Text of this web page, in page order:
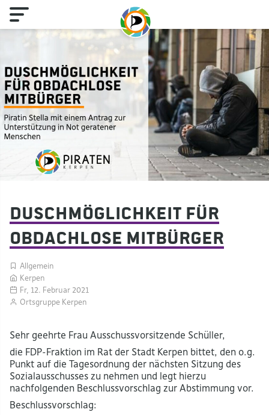
Duschmöglichkeit für
obdachlose Mitbürger
Allgemein
Kerpen
Fr, 12. Februar 2021
Ortsgruppe Kerpen
Sehr geehrte Frau Ausschussvorsitzende Schüller,
die FDP-Fraktion im Rat der Stadt Kerpen bittet, den o.g.
Punkt auf die Tagesordnung der nächsten Sitzung des
Sozialausschusses zu nehmen und legt hierzu
nachfolgenden Beschlussvorschlag zur Abstimmung vor.
Beschlussvorschlag: